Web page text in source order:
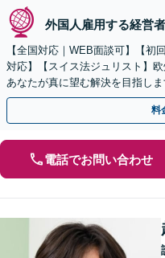
外国人雇用する経営
【全国対応｜WEB面談可】【初
対応】【スイス法ジュリスト】
あなたが真に望む解決を目指し
やかな連絡と粘り強い交渉を徹
料
電話でお問い合わせ